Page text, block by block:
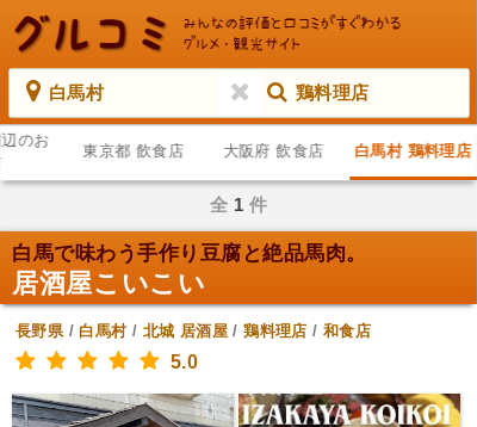
白馬村 鶏料理店
のお
東京都 飲食店 大阪府 飲食店 白馬村 鶏料理店
全 1 件
白馬で味わう手作り豆腐と絶品馬肉。
居酒屋こいこい
長野県/ 白馬村/ 北城 居酒屋 /鶏料理店 / 和食店
5.0